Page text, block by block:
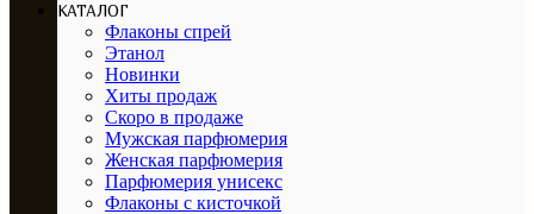
КАТАЛОГ
Флаконы спрей
Этанол
Новинки
Хиты продаж
Скоро в продаже
Мужская парфюмерия
Женская парфюмерия
Парфюмерия унисекс
Флаконы с кисточкой